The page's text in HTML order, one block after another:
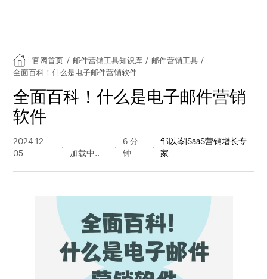
官网首页 / 邮件营销工具知识库 / 邮件营销工具 /
全面百科！什么是电子邮件营销软件
全面百科！什么是电子邮件营销
软件
2024-12-
05
量
6 分
钟
邹以岑|SaaS营销增长专
家